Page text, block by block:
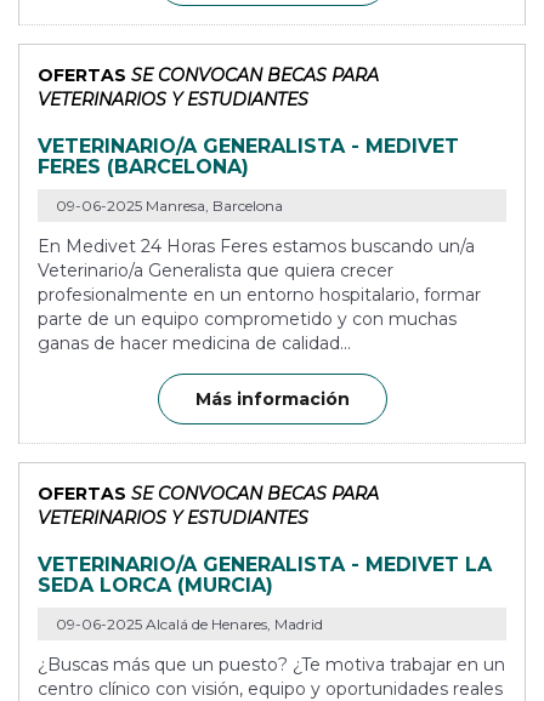
OFERTAS SE CONVOCAN BECAS PARA
VETERINARIOS Y ESTUDIANTES
VETERINARIO/A GENERALISTA - MEDIVET
FERES (BARCELONA)
09-06-2025 Manresa, Barcelona
En Medivet 24 Horas Feres estamos buscando un/a
Veterinario/a Generalista que quiera crecer
profesionalmente en un entorno hospitalario, formar
parte de un equipo comprometido y con muchas
ganas de hacer medicina de calidad...
Más información
OFERTAS SE CONVOCAN BECAS PARA
VETERINARIOS Y ESTUDIANTES
VETERINARIO/A GENERALISTA - MEDIVET LA
SEDA LORCA (MURCIA)
09-06-2025 Alcalá de Henares, Madrid
¿Buscas más que un puesto? ¿Te motiva trabajar en un
centro clínico con visión, equipo y oportunidades reales